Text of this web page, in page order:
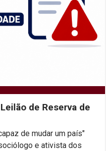
de Reserva de
de mudar um país"
e ativista dos